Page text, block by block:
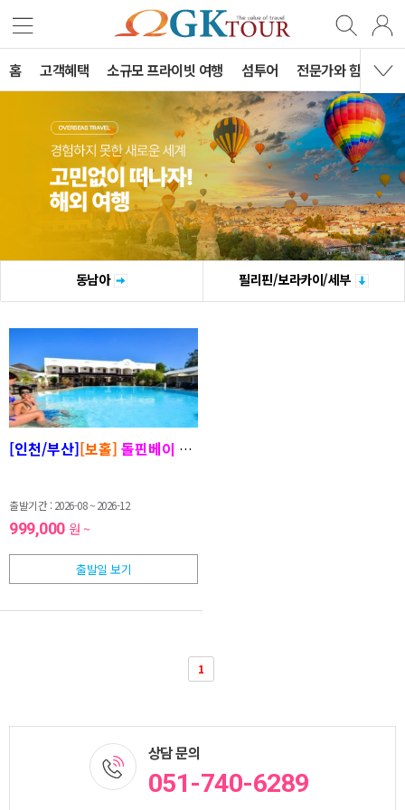
홈 고객혜택 소규모 프라이빗 여행 섬투어 전문가와 함께하는
동남아 필리핀/보라카이/세부
[인천/부산][보홀] 돌핀베이 디럭스룸 3박5일
출발기간 : 2026-08 ~ 2026-12
999,000 원 ~
출발일 보기
1
상담 문의
051-740-6289